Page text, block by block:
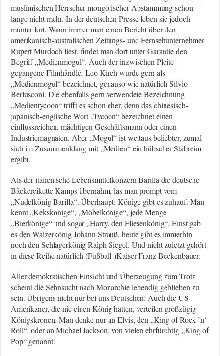
muslimischen Herrscher mongolischer Abstammung schon
lange nicht mehr. In der deutschen Presse leben sie jedoch
munter fort. Wann immer man einen Bericht über den
amerikanisch-australischen Zeitungs- und Fernsehunternehmer
Rupert Murdoch liest, findet man dort unter Garantie den
Begriff „Medienmogul“. Auch der inzwischen Pleite
gegangene Filmhändler Leo Kirch wurde gern als
„Medienmogul“ bezeichnet, genauso wie natürlich Silvio
Berlusconi. Die ebenfalls gern verwendete Bezeichnung
„Medientycoon“ trifft es schon eher, denn das chinesisch-
japanisch-englische Wort „Tycoon“ bezeichnet einen
einflussreichen, mächtigen Geschäftsmann oder einen
Industriemagnaten. Aber „Mogul“ ist weitaus beliebter, zumal
sich im Zusammenklang mit „Medien“ ein hübscher Stabreim
ergibt.
Als der italienische Lebensmittelkonzern Barilla die deutsche
Bäckereikette Kamps übernahm, las man prompt vom
„Nudelkönig Barilla“. Überhaupt: Könige gibt es zuhauf. Man
kennt „Kekskönige“, „Möbelkönige“, jede Menge
„Bierkönige“ und sogar „Harry, den Fliesenkönig“. Einst gab
es den Walzerkönig Johann Strauß, heute gibt es immerhin
noch den Schlagerkönig Ralph Siegel. Und nicht zuletzt gehört
in diese Reihe natürlich (Fußball-)Kaiser Franz Beckenbauer.
Aller demokratischen Einsicht und Überzeugung zum Trotz
scheint die Sehnsucht nach Monarchie lebendig geblieben zu
sein. Übrigens nicht nur bei uns Deutschen: Auch die US-
Amerikaner, die nie einen König hatten, verteilen großzügig
Königskronen. Man denke nur an Elvis, den „King of Rock ’n‘
Roll“, oder an Michael Jackson, von vielen ehrfürchtig „King of
Pop“ genannt.